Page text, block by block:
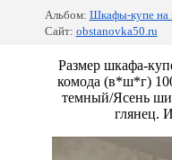
Альбом: Шкафы-купе на
Сайт: obstanovka50.ru
Размер шкафа-
комода (в*ш*г)
темный/Ясень
глянец.